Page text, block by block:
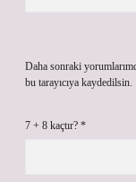
Daha sonraki
bu tarayıcıya kaydedilsin.
7 + 8 kaçtır? *